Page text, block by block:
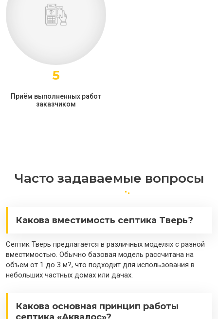
5
Приём выполненных работ
заказчиком
Часто задаваемые вопросы
Какова вместимость септика Тверь?
Септик Тверь предлагается в различных моделях с разной
вместимостью. Обычно базовая модель рассчитана на
объем от 1 до 3 м?, что подходит для использования в
небольших частных домах или дачах.
Какова основная принцип работы